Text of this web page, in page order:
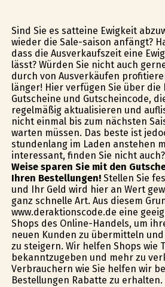
Sind Sie es satteine Ewigkeit
wieder die Sale-saison anfängt?
dass die Ausverkaufszeit eine
lässt? Würden Sie nicht auch
durch von Ausverkäufen
länger! Hier verfügen Sie über
Gutscheine und Gutscheincode,
regelmäßig aktualisieren und
nicht einmal bis zum nächsten
warten müssen. Das beste ist
stundenlang im Laden anstehen
interessant, finden Sie nicht auch?
Weise sparen Sie mit den
Ihren Bestellungen!Stellen Sie
und Ihr Geld wird hier an Wert
ganz schnelle Art. Aus diesem
www.deraktionscode.de eine
Shops des Online-Handels, um
neuen Kunden zu übermitteln
zu steigern. Wir helfen Shops wie
bekanntzugeben und mehr zu
Verbrauchern wie Sie helfen wir
Bestellungen Rabatte zu erhalten.